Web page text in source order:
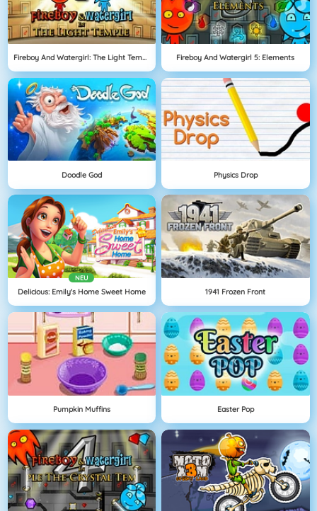
Fireboy And Watergirl: The Light Temple Fireboy And Watergirl 5: Elements
Doodle God Physics Drop
NEU
Delicious: Emily's Home Sweet Home 1941 Frozen Front
Pumpkin Muffins Easter Pop